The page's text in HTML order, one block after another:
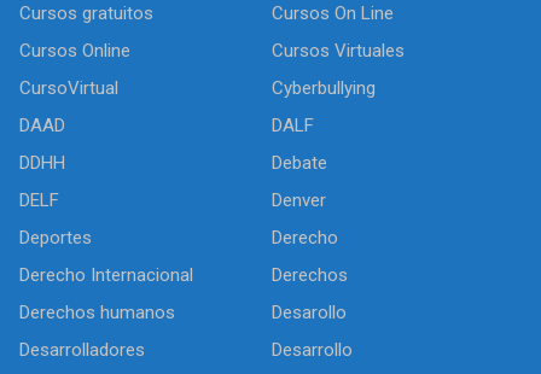
Cursos gratuitos
Cursos On Line
Cursos Online
Cursos Virtuales
CursoVirtual
Cyberbullying
DAAD
DALF
DDHH
Debate
DELF
Denver
Deportes
Derecho
Derecho Internacional
Derechos
Derechos humanos
Desarollo
Desarrolladores
Desarrollo